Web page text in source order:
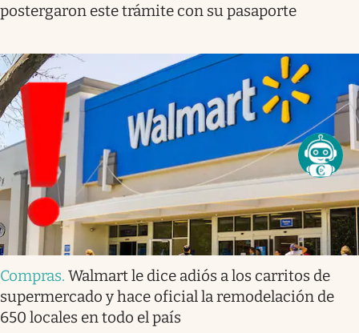
postergaron este trámite con su pasaporte
Compras. Walmart le dice adiós a los carritos de
supermercado y hace oficial la remodelación de
650 locales en todo el país